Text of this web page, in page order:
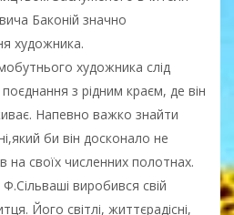
Баконій значно
художника.
художника слід
з рідним краєм, де він
Напевно важко знайти
би він досконало не
на своїх численних полотнах.
виробився свій
Його світлі, життєрадісні,